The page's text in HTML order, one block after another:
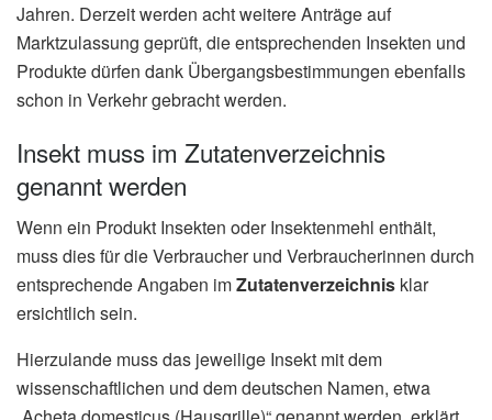
Jahren. Derzeit werden acht weitere Anträge auf
Marktzulassung geprüft, die entsprechenden Insekten und
Produkte dürfen dank Übergangsbestimmungen ebenfalls
schon in Verkehr gebracht werden.
Insekt muss im Zutatenverzeichnis
genannt werden
Wenn ein Produkt Insekten oder Insektenmehl enthält,
muss dies für die Verbraucher und Verbraucherinnen durch
entsprechende Angaben imZutatenverzeichnis klar
ersichtlich sein.
Hierzulande muss das jeweilige Insekt mit dem
wissenschaftlichen und dem deutschen Namen, etwa